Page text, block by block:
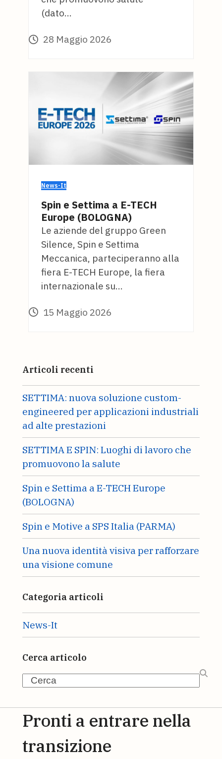
(dato…
28 Maggio 2026
News-It
Spin e Settima a E-TECH
Europe (BOLOGNA)
Le aziende del gruppo Green
Silence, Spin e Settima
Meccanica, parteciperanno alla
fiera E-TECH Europe, la fiera
internazionale su…
15 Maggio 2026
Articoli recenti
SETTIMA: nuova soluzione custom-
engineered per applicazioni industriali
ad alte prestazioni
SETTIMA E SPIN: Luoghi di lavoro che
promuovono la salute
Spin e Settima a E-TECH Europe
(BOLOGNA)
Spin e Motive a SPS Italia (PARMA)
Una nuova identità visiva per rafforzare
una visione comune
Categoria articoli
News-It
Cerca articolo
Search
Pronti a entrare nella
transizione